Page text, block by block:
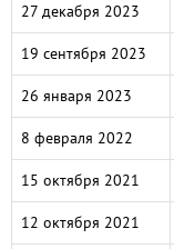
27 декабря 2023
19 сентября 2023
26 января 2023
8 февраля 2022
15 октября 2021
12 октября 2021